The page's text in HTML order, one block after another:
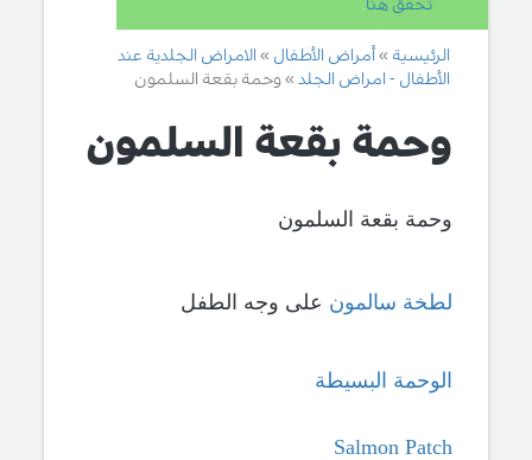
تحقق هنا.
الرئيسية أمراض الأطفال
الامراض الجلدية عند
الأطفال - امراض الجلد
وحمة بقعة السلمون
وحمة بقعة السلمون
وحمة بقعة السلمون
لطخة سالمون على وجه الطفل
الوحمة البسيطة
Salmon Patch